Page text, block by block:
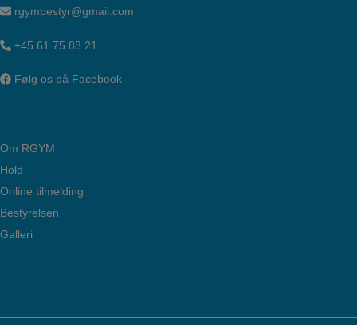
rgymbestyr@gmail.com
+45 61 75 88 21
Følg os på Facebook
Om RGYM
Hold
Online tilmelding
Bestyrelsen
Galleri